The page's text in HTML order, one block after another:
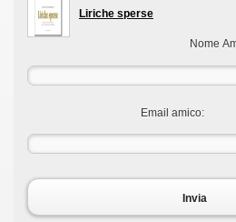
Liriche sperse
Nome
Email amico:
Invia